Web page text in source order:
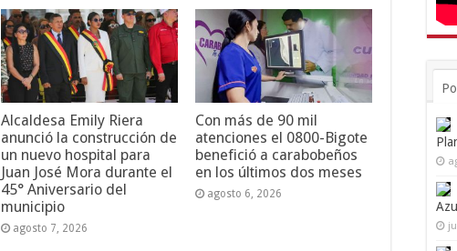
Alcaldesa Emily Riera
anunció la construcción de
un nuevo hospital para
Juan José Mora durante el
45° Aniversario del
municipio
agosto 7, 2026
Con más de 90 mil
atenciones el 0800-Bigote
benefició a carabobeños
en los últimos dos meses
agosto 6, 2026